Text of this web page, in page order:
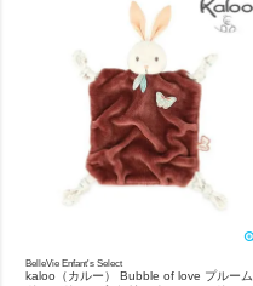
BelleVie Enfant's Select
kaloo（カルー） Bubble of love プルーム